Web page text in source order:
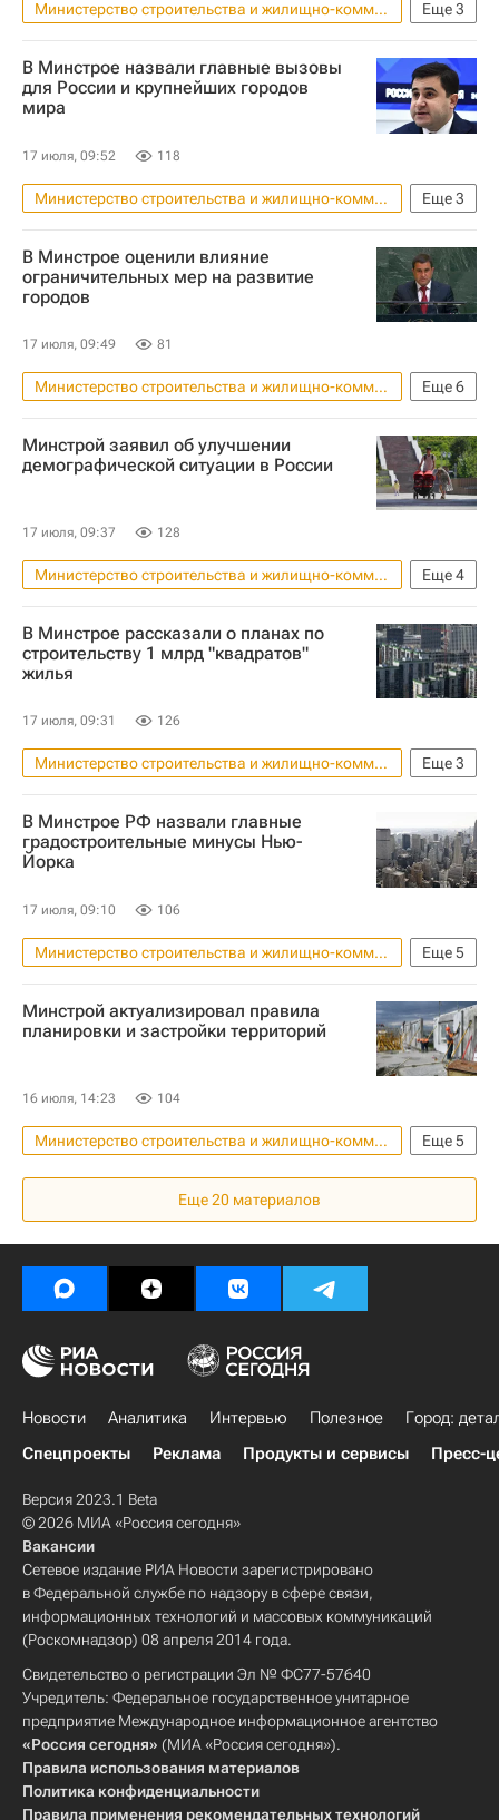
Еще3
Министерство строительства и жилищно-коммунального хозяйства РФ (Минстрой России)
Никита Стасишин
ООН
Строительство
В Минстрое назвали главные вызовы
для России и крупнейших городов
мира
17 июля, 09:52 118
Еще3
Министерство строительства и жилищно-коммунального хозяйства РФ (Минстрой России)
Жилье
Россия Никита Стасишин
В Минстрое оценили влияние
ограничительных мер на развитие
городов
17 июля, 09:49 81
Еще6
Министерство строительства и жилищно-коммунального хозяйства РФ (Минстрой России)
Никита Стасишин
Россия
ООН
Нью-Йорк (город)
Инфраструктура
Минстрой заявил об улучшении
демографической ситуации в России
17 июля, 09:37 128
Еще4
Министерство строительства и жилищно-коммунального хозяйства РФ (Минстрой России)
Россия
Никита Стасишин
ООН
Демография
В Минстрое рассказали о планах по
строительству 1 млрд "квадратов"
жилья
17 июля, 09:31 126
Еще3
Министерство строительства и жилищно-коммунального хозяйства РФ (Минстрой России)
Строительство
Россия
Никита Стасишин
В Минстрое РФ назвали главные
градостроительные минусы Нью-
Йорка
17 июля, 09:10 106
Еще5
Министерство строительства и жилищно-коммунального хозяйства РФ (Минстрой России)
Нью-Йорк (город)
Россия
Никита Стасишин
ООН
Минстрой актуализировал правила
планировки и застройки территорий
16 июля, 14:23 104
Еще5
Министерство строительства и жилищно-коммунального хозяйства РФ (Минстрой России)
Жилье
Россия
Москва
Строительство
Еще20 материалов
Новости Аналитика Интервью Полезное
Город:
Спецпроекты
Реклама Продукты и сервисы Пресс-
Версия 2023.1 Beta
© 2026 МИА «Россия сегодня»
Вакансии
Сетевое издание РИА Новости зарегистрировано
в Федеральной службе по надзору в сфере связи,
информационных технологий и массовых коммуникаций
(Роскомнадзор) 08 апреля 2014 года.
Свидетельство о регистрации Эл № ФС77-57640
Учредитель: Федеральное государственное унитарное
предприятие Международное информационное агентство
«Россия сегодня» (МИА «Россия сегодня»).
Правила использования материалов
Политика конфиденциальности
Правила применения рекомендательных технологий